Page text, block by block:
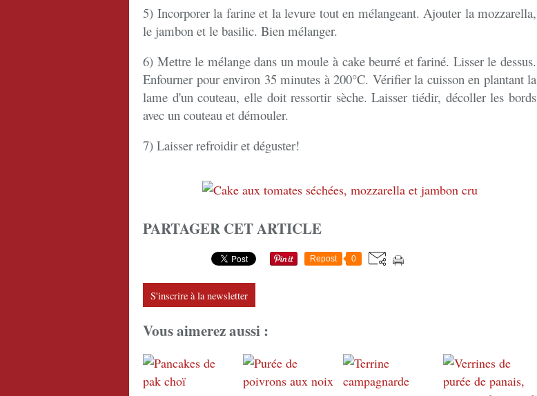
5) Incorporer la farine et la levure tout en mélangeant. Ajouter la mozzarella,
le jambon et le basilic. Bien mélanger.
6) Mettre le mélange dans un moule à cake beurré et fariné. Lisser le dessus.
Enfourner pour environ 35 minutes à 200°C. Vérifier la cuisson en plantant la
lame d'un couteau, elle doit ressortir sèche. Laisser tiédir, décoller les bords
avec un couteau et démouler.
7) Laisser refroidir et déguster!
PARTAGER CET ARTICLE
Repost 0
S'inscrire à la newsletter
Vous aimerez aussi :